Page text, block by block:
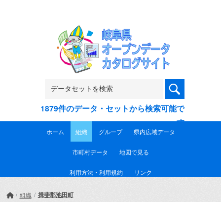
1879件のデータ・セットから検索可能で
す
ホーム 組織 グループ 県内広域データ
市町村データ 地図で見る
利用方法・利用規約 リンク
組織 揖斐郡池田町